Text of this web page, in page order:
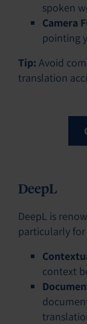
spoken
Camera
pointing
Tip: Avoid
translation
DeepL
DeepL is
particularly for
context